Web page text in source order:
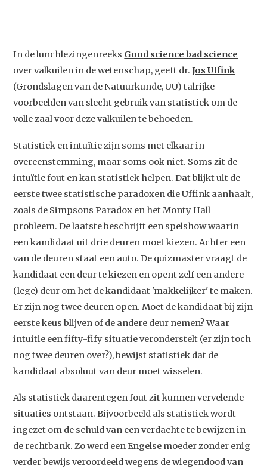
In de lunchlezingenreeks Good science bad science
over valkuilen in de wetenschap, geeft dr.Jos Uffink
(Grondslagen van de Natuurkunde, UU) talrijke
voorbeelden van slecht gebruik van statistiek om de
volle zaal voor deze valkuilen te behoeden.
Statistiek en intuïtie zijn soms met elkaar in
overeenstemming, maar soms ook niet. Soms zit de
intuïtie fout en kan statistiek helpen. Dat blijkt uit de
eerste twee statistische paradoxen die Uffink aanhaalt,
zoals de Simpsons Paradox en hetMonty Hall
probleem. De laatste beschrijft een spelshow waarin
een kandidaat uit drie deuren moet kiezen. Achter een
van de deuren staat een auto. De quizmaster vraagt de
kandidaat een deur te kiezen en opent zelf een andere
(lege) deur om het de kandidaat 'makkelijker' te maken.
Er zijn nog twee deuren open. Moet de kandidaat bij zijn
eerste keus blijven of de andere deur nemen? Waar
intuitie een fifty-fify situatie veronderstelt (er zijn toch
nog twee deuren over?), bewijst statistiek dat de
kandidaat absoluut van deur moet wisselen.
Als statistiek daarentegen fout zit kunnen vervelende
situaties ontstaan. Bijvoorbeeld als statistiek wordt
ingezet om de schuld van een verdachte te bewijzen in
de rechtbank. Zo werd een Engelse moeder zonder enig
verder bewijs veroordeeld wegens de wiegendood van